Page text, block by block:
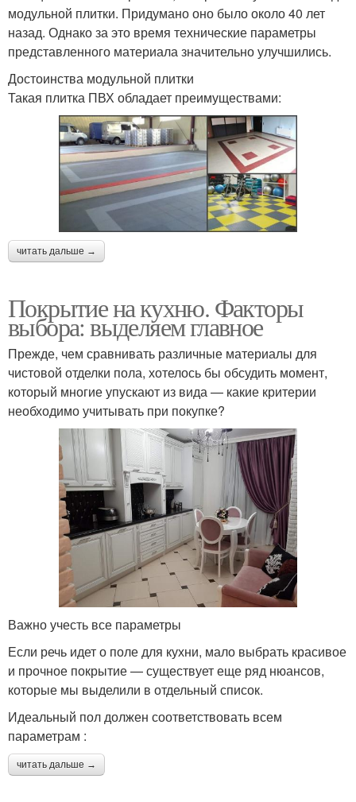
модульной плитки. Придумано оно было около 40 лет
назад. Однако за это время технические параметры
представленного материала значительно улучшились.
Достоинства модульной плитки
Такая плитка ПВХ обладает преимуществами:
читать дальше →
Покрытие на кухню. Факторы
выбора: выделяем главное
Прежде, чем сравнивать различные материалы для
чистовой отделки пола, хотелось бы обсудить момент,
который многие упускают из вида — какие критерии
необходимо учитывать при покупке?
Важно учесть все параметры
Если речь идет о поле для кухни, мало выбрать красивое
и прочное покрытие — существует еще ряд нюансов,
которые мы выделили в отдельный список.
Идеальный пол должен соответствовать всем
параметрам :
читать дальше →